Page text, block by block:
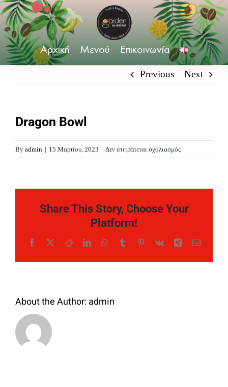
Skip
to
content
Αρχική Μενού Επικοινωνία
Previous Next
Dragon Bowl
By admin | 15 Μαρτίου, 2023 | Δεν επιτρέπεται σχολιασμόςστο
Dragon
Share This Story, Choose Your
Platform!
Facebook
X RedditLinkedInWhatsApp
TumblrPinterest
Vk Xing Email
About the Author:admin